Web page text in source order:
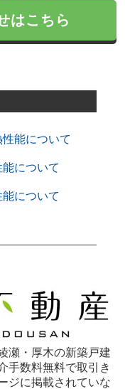
はこちら
能について
について
について
瀬・厚木の新築戸建
手数料無料で取引き
ジに掲載されていな